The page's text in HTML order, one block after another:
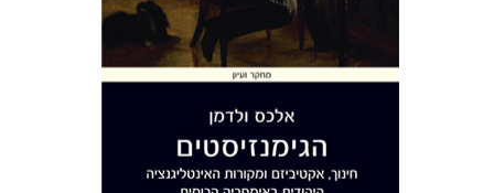
הנחת אתר ספר מודפס
$35
$32